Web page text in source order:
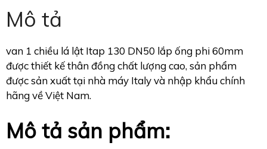
Mô tả
van 1 chiều lá lật Itap 130 DN50 lắp ống phi 60mm
được thiết kế thân đồng chất lượng cao, sản phẩm
được sản xuất tại nhà máy Italy và nhập khẩu chính
hãng về Việt Nam.
Mô tả sản phẩm: